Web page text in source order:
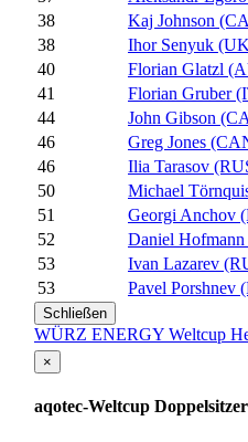
38
Kaj Johnson
38
Ihor Senyuk
40
Florian Glatzl
41
Florian Gruber
44
John Gibson
46
Greg Jones
46
Ilia Tarasov
50
Michael
51
Georgi Anchov
52
Daniel
53
Ivan Lazarev
53
Pavel Porshnev
Schließen
WÜRZ ENERGY Weltcup
×
aqotec-Weltcup